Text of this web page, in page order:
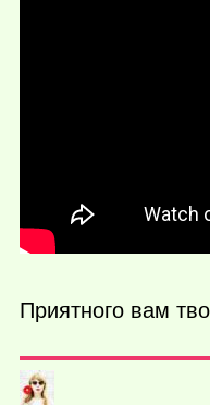
Приятного вам